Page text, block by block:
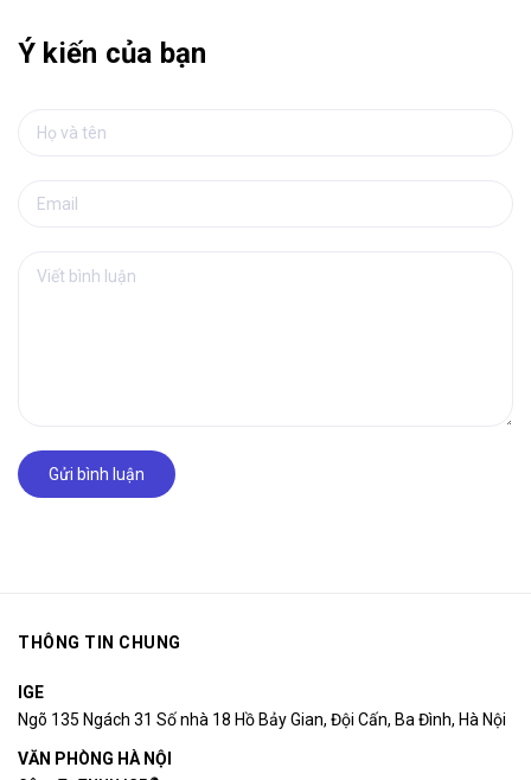
Ý kiến của bạn
Gửi bình luận
THÔNG TIN CHUNG
IGE
Ngõ 135 Ngách 31 Số nhà 18 Hồ Bảy Gian, Đội Cấn, Ba Đình, Hà Nội
VĂN PHÒNG HÀ NỘI